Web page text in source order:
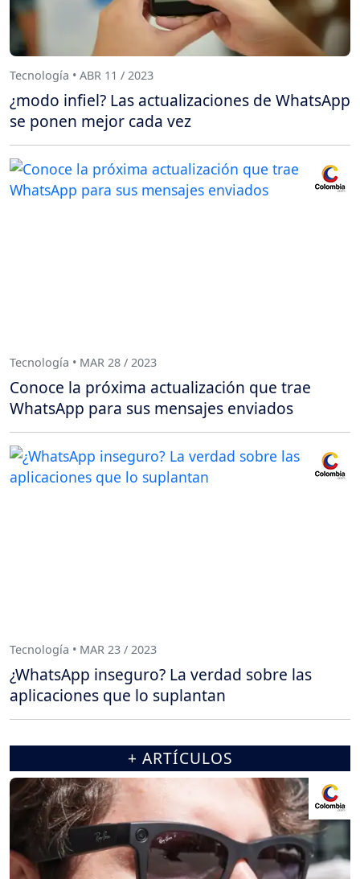
Tecnología • ABR 11 / 2023
¿modo infiel? Las actualizaciones de WhatsApp
se ponen mejor cada vez
Tecnología • MAR 28 / 2023
Conoce la próxima actualización que trae
WhatsApp para sus mensajes enviados
Tecnología • MAR 23 / 2023
¿WhatsApp inseguro? La verdad sobre las
aplicaciones que lo suplantan
+ ARTÍCULOS